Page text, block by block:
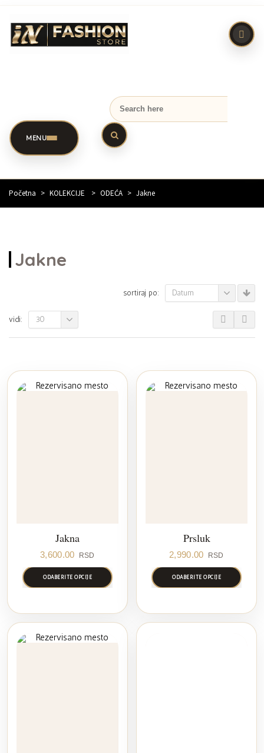
MENU
Početna > KOLEKCIJE > ODEĆA > Jakne
Jakne
sortiraj po: Datum
vidi: 30
Jakna
3,600.00 RSD
ODABERITE OPCIJE
Prsluk
2,990.00 RSD
ODABERITE OPCIJE